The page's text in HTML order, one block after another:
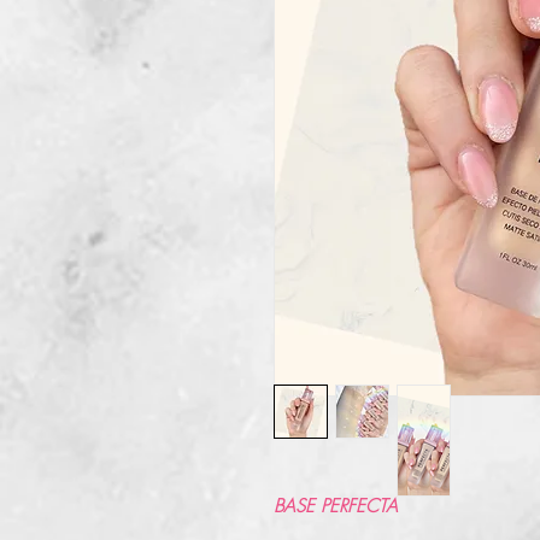
BASE PERFECTA